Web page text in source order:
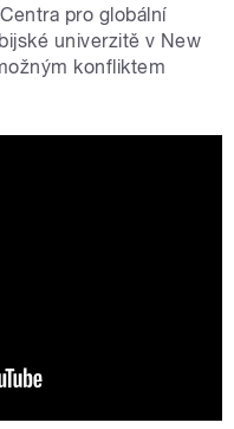
pro globální
univerzitě v New
konfliktem